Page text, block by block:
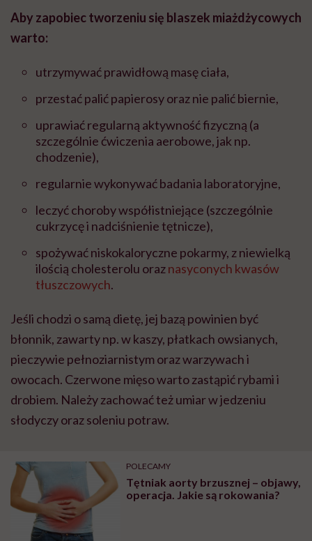
Aby zapobiec tworzeniu się blaszek miażdżycowych
warto:
utrzymywać prawidłową masę ciała,
przestać palić papierosy oraz nie palić biernie,
uprawiać regularną aktywność fizyczną (a
szczególnie ćwiczenia aerobowe, jak np.
chodzenie),
regularnie wykonywać badania laboratoryjne,
leczyć choroby współistniejące (szczególnie
cukrzycę i nadciśnienie tętnicze),
spożywać niskokaloryczne pokarmy, z niewielką
ilością cholesterolu oraznasyconych kwasów
tłuszczowych.
Jeśli chodzi o samą dietę, jej bazą powinien być
błonnik, zawarty np. w kaszy, płatkach owsianych,
pieczywie pełnoziarnistym oraz warzywach i
owocach. Czerwone mięso warto zastąpić rybami i
drobiem. Należy zachować też umiar w jedzeniu
słodyczy oraz soleniu potraw.
POLECAMY
Tętniak aorty brzusznej – objawy,
operacja. Jakie są rokowania?